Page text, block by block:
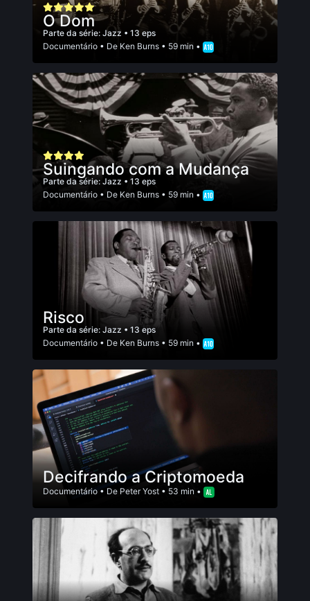
O Dom
Parte da série: Jazz • 13 eps
Documentário • De Ken Burns • 59 min •
Suingando com a Mudança
Parte da série: Jazz • 13 eps
Documentário • De Ken Burns • 59 min •
Risco
Parte da série: Jazz • 13 eps
Documentário • De Ken Burns • 59 min •
Decifrando a Criptomoeda
Documentário • De Peter Yost • 53 min •